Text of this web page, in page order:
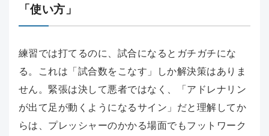
「使い方」
練習では打てるのに、試合になるとガチガチにな
る。これは「試合数をこなす」しか解決策はありま
せん。緊張は決して悪者ではなく、「アドレナリン
が出て足が動くようになるサイン」だと理解してか
らは、プレッシャーのかかる場面でもフットワーク